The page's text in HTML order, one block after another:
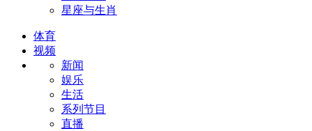
星座与生肖
体育
视频
新闻
娱乐
生活
系列节目
直播